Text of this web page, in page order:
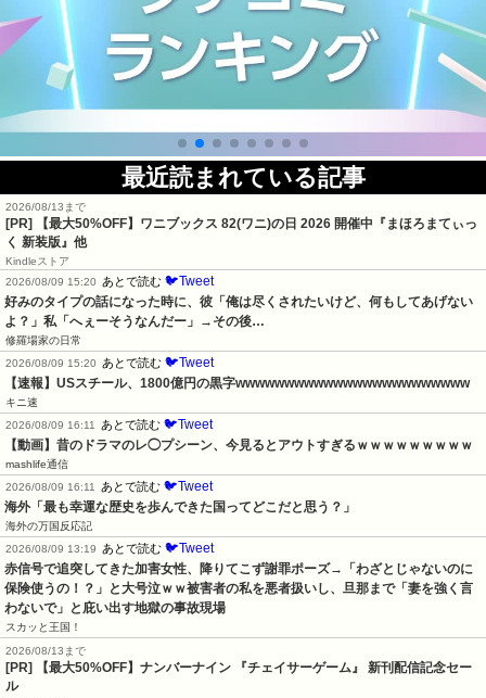
最近読まれている記事
2026/08/13まで
[PR]
【最大50%OFF】ワニブックス 82(ワニ)の日 2026 開催中『まほろまてぃっ
く 新装版』他
Kindleストア
2026/08/09 15:20
あとで読む 🐦Tweet
好みのタイプの話になった時に、彼「俺は尽くされたいけど、何もしてあげない
よ？」私「へぇーそうなんだー」→その後…
修羅場家の日常
2026/08/09 15:20
あとで読む 🐦Tweet
【速報】USスチール、1800億円の黒字wwwwwwwwwwwwwwwwwwwwwwww
キニ速
2026/08/09 16:11
あとで読む 🐦Tweet
【動画】昔のドラマのレ◯プシーン、今見るとアウトすぎるｗｗｗｗｗｗｗｗｗ
mashlife通信
2026/08/09 16:11
あとで読む 🐦Tweet
海外「最も幸運な歴史を歩んできた国ってどこだと思う？」
海外の万国反応記
2026/08/09 13:19
あとで読む 🐦Tweet
赤信号で追突してきた加害女性、降りてこず謝罪ポーズ→「わざとじゃないのに
保険使うの！？」と大号泣ｗｗ被害者の私を悪者扱いし、旦那まで「妻を強く言
わないで」と庇い出す地獄の事故現場
スカッと王国！
2026/08/13まで
[PR] 【最大50%OFF】ナンバーナイン 『チェイサーゲーム』 新刊配信記念セー
ル